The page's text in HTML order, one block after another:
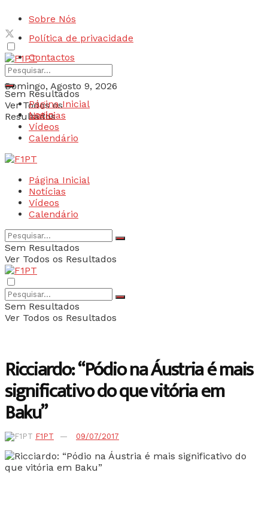
Sobre Nós
Política de privacidade
Contactos
Domingo, Agosto 9, 2026
Login
Sem Resultados
Ver Todos os
Resultados
Página Inicial
Notícias
Vídeos
Calendário
Página Inicial
Notícias
Vídeos
Calendário
Sem Resultados
Ver Todos os Resultados
Sem Resultados
Ver Todos os Resultados
Ricciardo: “Pódio na Áustria é mais
significativo do que vitória em
Baku”
F1PT 09/07/2017